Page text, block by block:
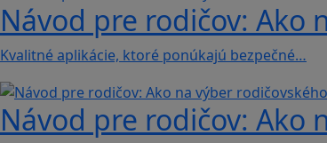
Návod pre rodičov: Ako
Kvalitné aplikácie, ktoré ponúkajú bezpečné…
Návod pre rodičov: Ako